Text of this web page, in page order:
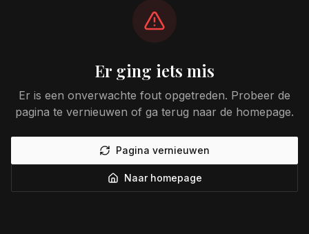
Er ging iets mis
Er is een onverwachte fout opgetreden. Probeer de
pagina te vernieuwen of ga terug naar de homepage.
Pagina vernieuwen
Naar homepage